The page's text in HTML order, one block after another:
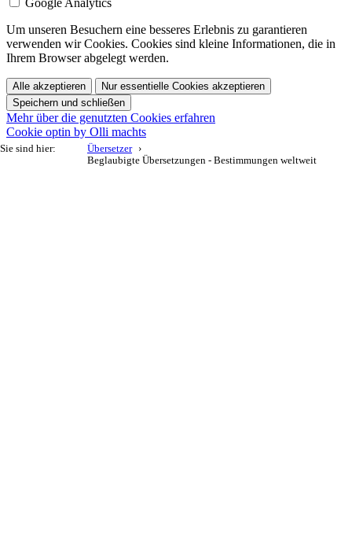
Sie sind hier:
Übersetzer
Beglaubigte Übersetzungen - Bestimmungen weltweit
Um unseren Besuchern eine besseres Erlebnis zu garantieren
verwenden wir Cookies. Cookies sind kleine Informationen, die in
Ihrem Browser abgelegt werden.
Alle akzeptieren
Nur essentielle Cookies akzeptieren
Speichern und schließen
Mehr über die genutzten Cookies erfahren
Cookie optin by Olli machts